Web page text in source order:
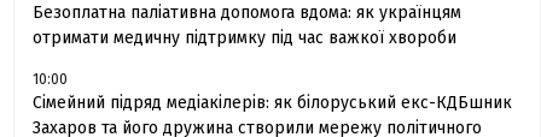
Безоплатна паліативна допомога вдома: як українцям
отримати медичну підтримку під час важкої хвороби
10:00
Сімейний підряд медіакілерів: як білоруський екс-КДБшник
Захаров та його дружина створили мережу політичного